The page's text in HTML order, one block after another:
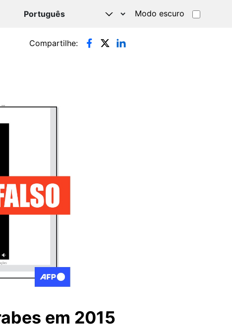
Modo escuro
Compartilhe:
em 2015